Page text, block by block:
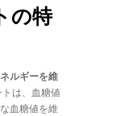
の特
ルギーを維
は、血糖値
血糖値を維